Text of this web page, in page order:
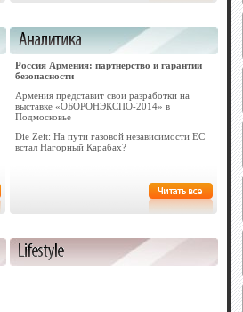
Россия Армения: партнерство и гарантии
безопасности
Армения представит свои разработки на
выставке «ОБОРОНЭКСПО-2014» в
Подмосковье
Die Zeit: На пути газовой независимости ЕС
встал Нагорный Карабах?